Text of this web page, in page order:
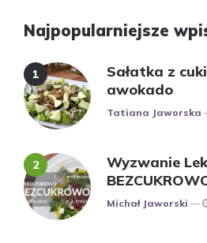
Najpopularniejsze
Sałatka z
awokado
Posted
Tatiana Jaworska
Wyzwanie
Posted
Michał Jaworski